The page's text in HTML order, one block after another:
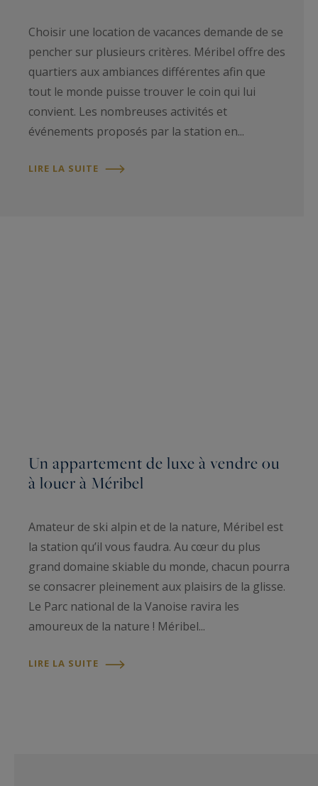
Choisir une location de vacances demande de se
pencher sur plusieurs critères. Méribel offre des
quartiers aux ambiances différentes afin que
tout le monde puisse trouver le coin qui lui
convient. Les nombreuses activités et
événements proposés par la station en...
LIRE LA SUITE
Un appartement de luxe à vendre ou
à louer à Méribel
Amateur de ski alpin et de la nature, Méribel est
la station qu’il vous faudra. Au cœur du plus
grand domaine skiable du monde, chacun pourra
se consacrer pleinement aux plaisirs de la glisse.
Le Parc national de la Vanoise ravira les
amoureux de la nature ! Méribel...
LIRE LA SUITE